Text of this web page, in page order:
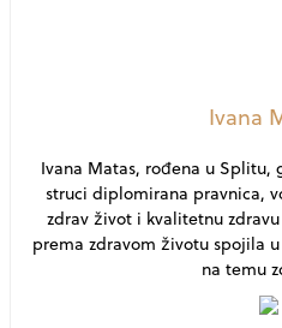
Ivana
Ivana Matas, rođena u Splitu,
struci diplomirana pravnica,
zdrav život i kvalitetnu
prema zdravom životu spojila
na temu